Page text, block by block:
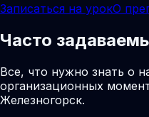
Записаться на урокО
Часто
Все, что нужно знать о
организационных
Железногорск.